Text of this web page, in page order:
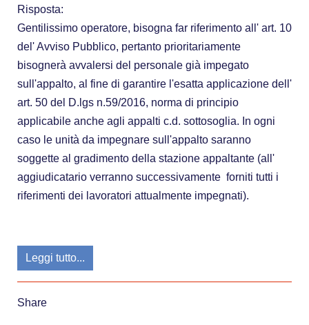
Risposta:
Gentilissimo operatore, bisogna far riferimento all' art. 10
del' Avviso Pubblico, pertanto prioritariamente
bisognerà avvalersi del personale già impegato
sull'appalto, al fine di garantire l'esatta applicazione dell'
art. 50 del D.lgs n.59/2016, norma di principio
applicabile anche agli appalti c.d. sottosoglia. In ogni
caso le unità da impegnare sull'appalto saranno
soggette al gradimento della stazione appaltante (all'
aggiudicatario verranno successivamente forniti tutti i
riferimenti dei lavoratori attualmente impegnati).
Leggi tutto...
Share